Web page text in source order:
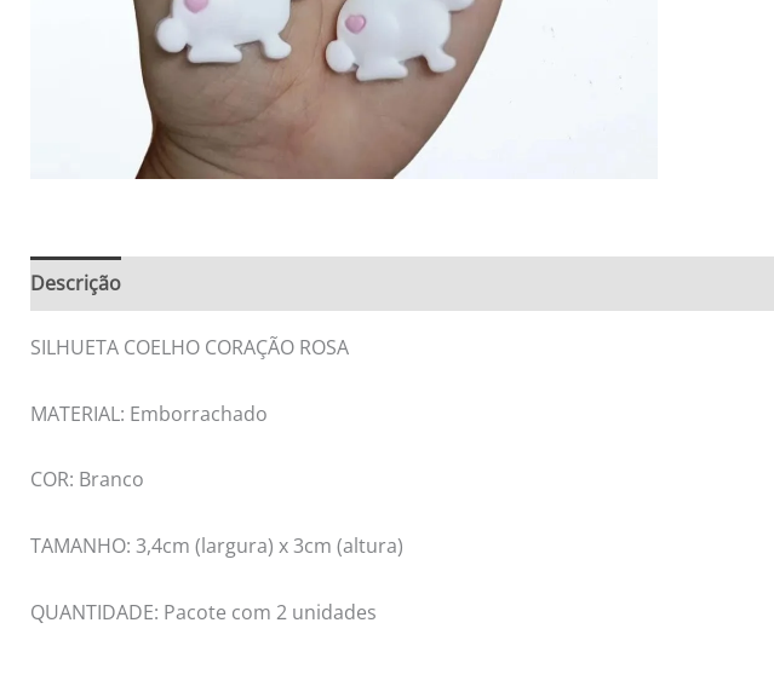
Descrição
SILHUETA COELHO CORAÇÃO ROSA
MATERIAL: Emborrachado
COR: Branco
TAMANHO: 3,4cm (largura) x 3cm (altura)
QUANTIDADE: Pacote com 2 unidades